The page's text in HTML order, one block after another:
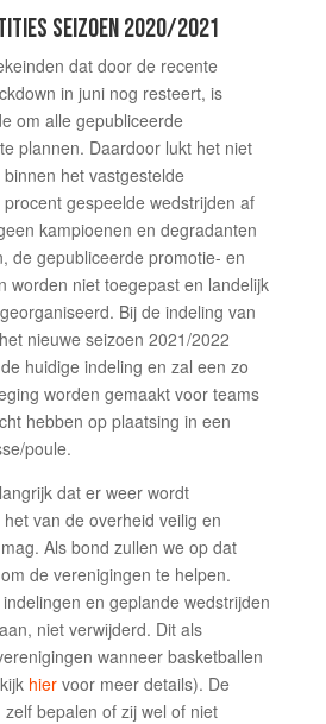
SEIZOEN 2020/2021
dat door de recente
in juni nog resteert, is
om alle gepubliceerde
plannen. Daardoor lukt het niet
het vastgestelde
gespeelde wedstrijden af
kampioenen en degradanten
de gepubliceerde promotie- en
worden niet toegepast en landelijk
Bij de indeling van
nieuwe seizoen 2021/2022
huidige indeling en zal een zo
worden gemaakt voor teams
hebben op plaatsing in een
poule.
dat er weer wordt
van de overheid veilig en
Als bond zullen we op dat
de verenigingen te helpen.
en geplande wedstrijden
niet verwijderd. Dit als
wanneer basketballen
hiervoor meer details). De
bepalen of zij wel of niet